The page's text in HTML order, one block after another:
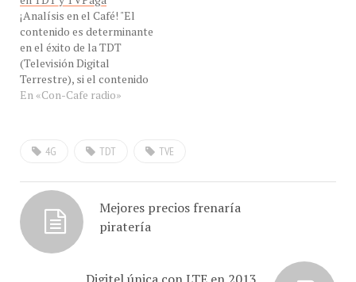
Digital! Unos 2.670
hogares aragüeños ya
disfrutan del servicio de
TDA, que les permitirá…
¡Analísis en el Café! "El
contenido es determinante
en el éxito de la TDT
(Televisión Digital
Terrestre), si el contenido
se limita a tipo espejo a la
programación analógico,
VIVO, en eXclusiva para
En «Con-Cafe radio»
piratería